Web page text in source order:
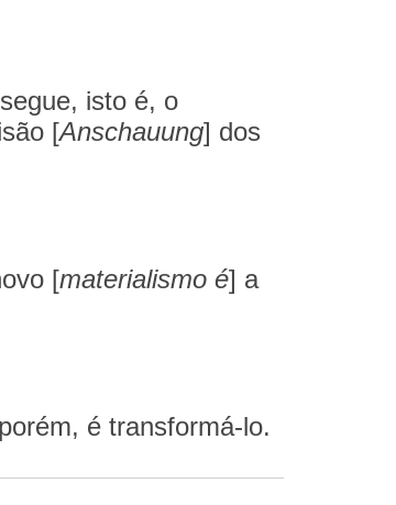
isto é, o
[Anschauung] dos
[materialismo é] a
é transformá-lo.